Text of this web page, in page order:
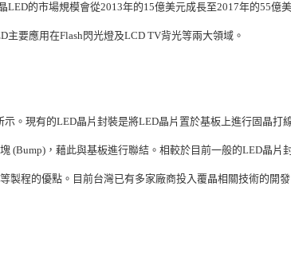
的市場規模會從2013年的15億美元成長至2017年的55億美
要應用在Flash閃光燈及LCD TV背光等兩大領域。
。現有的LED晶片封裝是將LED晶片置於基板上進行固晶打
(Bump)，藉此與基板進行聯結。相較於目前一般的LED晶片
製程的優點。目前台灣已有多家廠商投入覆晶相關技術的開